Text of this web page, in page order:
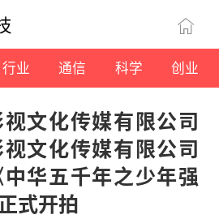
行业 通信 科学 创业
文化传媒有限公司
文化传媒有限公司
华五千年之少年强
式开拍